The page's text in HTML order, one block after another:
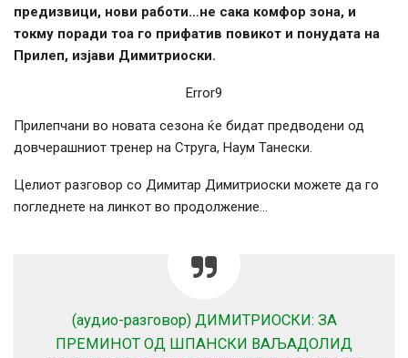
предизвици, нови работи…не сака комфор зона, и
токму поради тоа го прифатив повикот и понудата на
Прилеп, изјави Димитриоски.
Error9
Прилепчани во новата сезона ќе бидат предводени од
довчерашниот тренер на Струга, Наум Танески.
Целиот разговор со Димитар Димитриоски можете да го
погледнете на линкот во продолжение…
(аудио-разговор) ДИМИТРИОСКИ: ЗА
ПРЕМИНОТ ОД ШПАНСКИ ВАЉАДОЛИД